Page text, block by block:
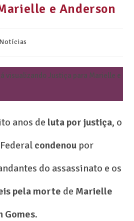
e Anderson
Notícias
anos de luta por justiça, o
condenou por
do assassinato e os
pela morte de Marielle
Gomes.